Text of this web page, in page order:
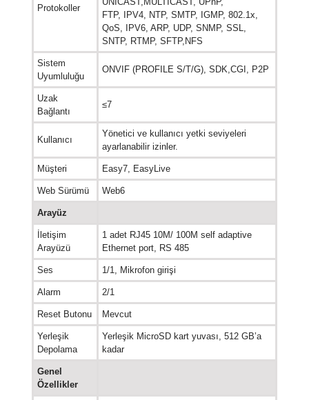
Protokoller
FTP, IPV4, NTP, SMTP, IGMP, 802.1x,
QoS, IPV6, ARP, UDP, SNMP, SSL,
SNTP, RTMP, SFTP,NFS
Sistem
Uyumluluğu
ONVIF (PROFILE S/T/G), SDK,CGI, P2P
Uzak
Bağlantı
≤7
Kullanıcı
Yönetici ve kullanıcı yetki seviyeleri
ayarlanabilir izinler.
Müşteri Easy7, EasyLive
Web Sürümü Web6
Arayüz
İletişim
Arayüzü
1 adet RJ45 10M/ 100M self adaptive
Ethernet port, RS 485
Ses 1/1, Mikrofon girişi
Alarm 2/1
Reset Butonu Mevcut
Yerleşik
Depolama
Yerleşik MicroSD kart yuvası, 512 GB’a
kadar
Genel
Özellikler